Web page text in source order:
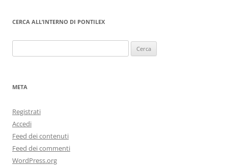
CERCA ALL’INTERNO DI PONTILEX
per:
META
Registrati
Accedi
Feed dei contenuti
Feed dei commenti
WordPress.org